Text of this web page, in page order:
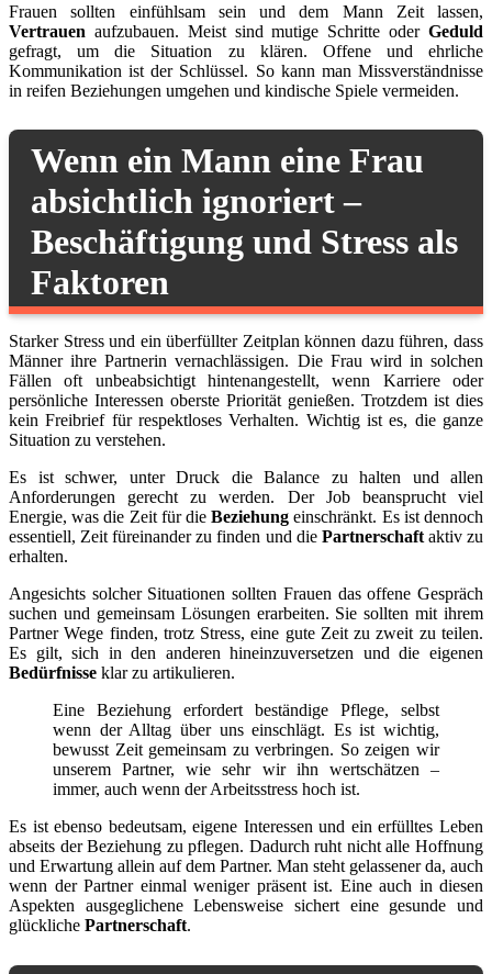
Frauen sollten einfühlsam sein und dem Mann Zeit lassen,
Vertrauen aufzubauen. Meist sind mutige Schritte oder Geduld
gefragt, um die Situation zu klären. Offene und ehrliche
Kommunikation ist der Schlüssel. So kann man Missverständnisse
in reifen Beziehungen umgehen und kindische Spiele vermeiden.
Wenn ein Mann eine Frau
absichtlich ignoriert –
Beschäftigung und Stress als
Faktoren
Starker Stress und ein überfüllter Zeitplan können dazu führen, dass
Männer ihre Partnerin vernachlässigen. Die Frau wird in solchen
Fällen oft unbeabsichtigt hintenangestellt, wenn Karriere oder
persönliche Interessen oberste Priorität genießen. Trotzdem ist dies
kein Freibrief für respektloses Verhalten. Wichtig ist es, die ganze
Situation zu verstehen.
Es ist schwer, unter Druck die Balance zu halten und allen
Anforderungen gerecht zu werden. Der Job beansprucht viel
Energie, was die Zeit für dieBeziehung einschränkt. Es ist dennoch
essentiell, Zeit füreinander zu finden und die Partnerschaftaktiv zu
erhalten.
Angesichts solcher Situationen sollten Frauen das offene Gespräch
suchen und gemeinsam Lösungen erarbeiten. Sie sollten mit ihrem
Partner Wege finden, trotz Stress, eine gute Zeit zu zweit zu teilen.
Es gilt, sich in den anderen hineinzuversetzen und die eigenen
Bedürfnisse klar zu artikulieren.
Eine Beziehung erfordert beständige Pflege, selbst
wenn der Alltag über uns einschlägt. Es ist wichtig,
bewusst Zeit gemeinsam zu verbringen. So zeigen wir
unserem Partner, wie sehr wir ihn wertschätzen –
immer, auch wenn der Arbeitsstress hoch ist.
Es ist ebenso bedeutsam, eigene Interessen und ein erfülltes Leben
abseits der Beziehung zu pflegen. Dadurch ruht nicht alle Hoffnung
und Erwartung allein auf dem Partner. Man steht gelassener da, auch
wenn der Partner einmal weniger präsent ist. Eine auch in diesen
Aspekten ausgeglichene Lebensweise sichert eine gesunde und
glückliche Partnerschaft.